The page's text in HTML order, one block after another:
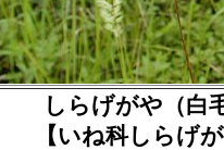
しらげがや（白
【いね科しらげ